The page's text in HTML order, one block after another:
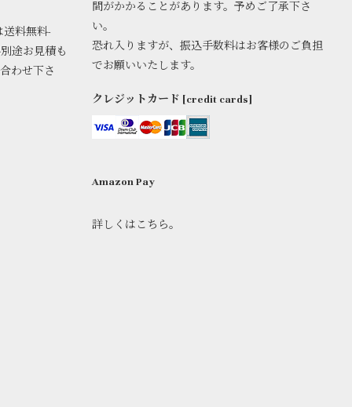
送料無料-
途お見積も
わせ下さ
間がかかることがあります。予めご了承下さ
い。
恐れ入りますが、振込手数料はお客様のご負担
でお願いいたします。
クレジットカード [credit cards]
Amazon Pay
詳しくはこちら。